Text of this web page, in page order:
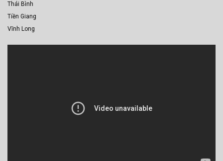
Thái Bình
Tiền Giang
Vĩnh Long